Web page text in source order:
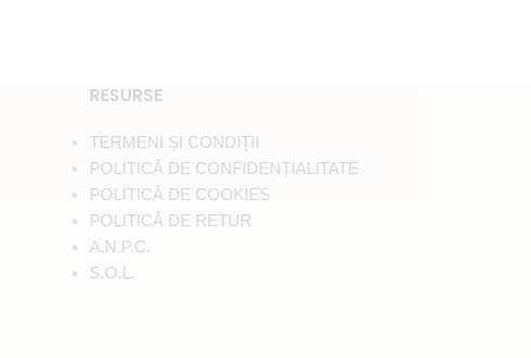
RESURSE
TERMENI ȘI CONDIȚII
POLITICĂ DE CONFIDENȚIALITATE
POLITICĂ DE COOKIES
POLITICĂ DE RETUR
A.N.P.C.
S.O.L.